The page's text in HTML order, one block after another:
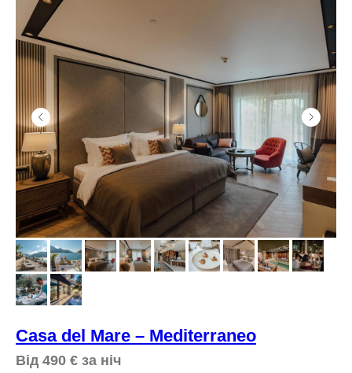
Casa del Mare – Mediterraneo
Від 490 € за ніч